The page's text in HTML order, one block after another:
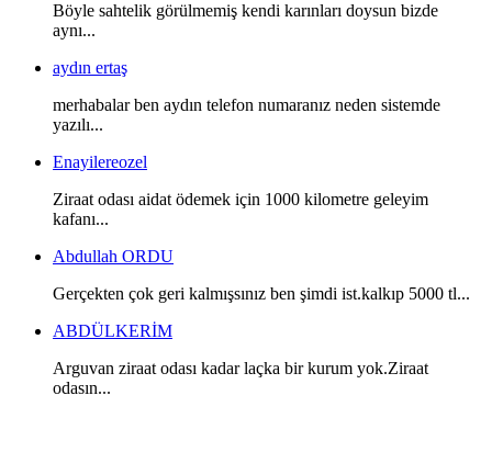
Böyle sahtelik görülmemiş kendi karınları doysun bizde
aynı...
aydın ertaş
merhabalar ben aydın telefon numaranız neden sistemde
yazılı...
Enayilereozel
Ziraat odası aidat ödemek için 1000 kilometre geleyim
kafanı...
Abdullah ORDU
Gerçekten çok geri kalmışsınız ben şimdi ist.kalkıp 5000 tl...
ABDÜLKERİM
Arguvan ziraat odası kadar laçka bir kurum yok.Ziraat
odasın...